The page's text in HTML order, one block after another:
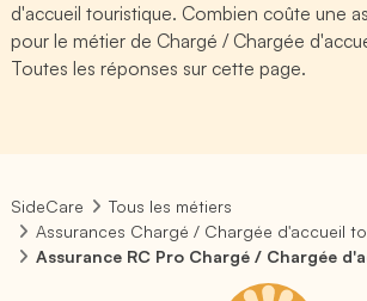
d'accueil touristique. Combien coûte une
pour le métier de Chargé / Chargée
Toutes les réponses sur cette page.
SideCare
Tous les métiers
Assurances Chargé / Chargée d'accueil
Assurance RC Pro Chargé / Chargée